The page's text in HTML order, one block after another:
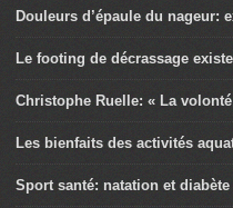
Douleurs d’épaule du nageur:
Le footing de décrassage
Christophe Ruelle: « La
Les bienfaits des activités
Sport santé: natation et diabète